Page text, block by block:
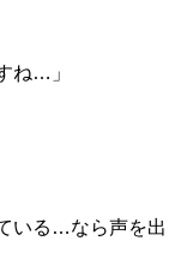
ね…」
いる…なら声を出